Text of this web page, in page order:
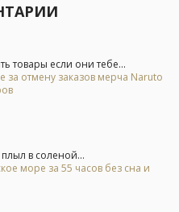
товары если они тебе...
за отмену заказов мерча Naruto
плыл в соленой...
море за 55 часов без сна и